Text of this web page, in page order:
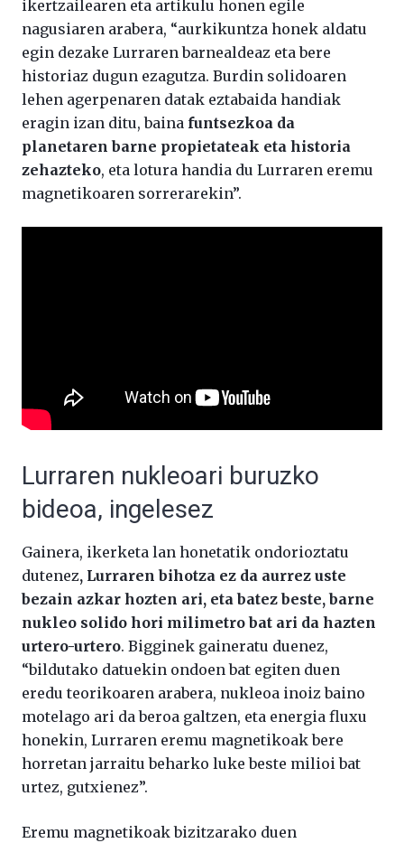
ikertzailearen eta artikulu honen egile
nagusiaren arabera, “aurkikuntza honek aldatu
egin dezake Lurraren barnealdeaz eta bere
historiaz dugun ezagutza. Burdin solidoaren
lehen agerpenaren datak eztabaida handiak
eragin izan ditu, baina funtsezkoa da
planetaren barne propietateak eta historia
zehazteko, eta lotura handia du Lurraren eremu
magnetikoaren sorrerarekin”.
Lurraren nukleoari buruzko
bideoa, ingelesez
Gainera, ikerketa lan honetatik ondorioztatu
dutenez, Lurraren bihotza ez da aurrez uste
bezain azkar hozten ari, eta batez beste, barne
nukleo solido hori milimetro bat ari da hazten
urtero-urtero. Bigginek gaineratu duenez,
“bildutako datuekin ondoen bat egiten duen
eredu teorikoaren arabera, nukleoa inoiz baino
motelago ari da beroa galtzen, eta energia fluxu
honekin, Lurraren eremu magnetikoak bere
horretan jarraitu beharko luke beste milioi bat
urtez, gutxienez”.
Eremu magnetikoak bizitzarako duen